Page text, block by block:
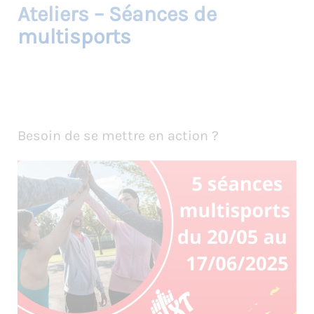
Ateliers – Séances de
multisports
Besoin de se mettre en action ?